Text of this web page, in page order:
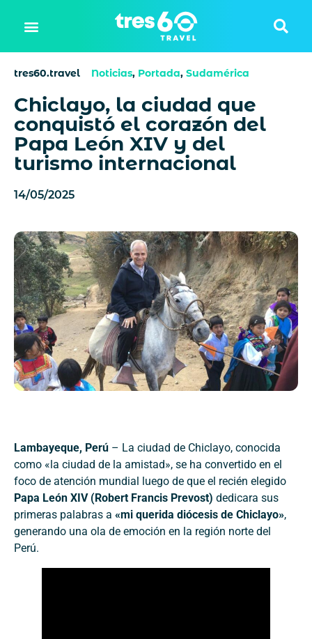
tres60.travel Noticias, Portada, Sudamérica
Chiclayo, la ciudad que
conquistó el corazón del
Papa León XIV y del
turismo internacional
14/05/2025
Lambayeque, Perú – La ciudad de Chiclayo, conocida
como «la ciudad de la amistad», se ha convertido en el
foco de atención mundial luego de que el recién elegido
Papa León XIV (Robert Francis Prevost) dedicara sus
primeras palabras a «mi querida diócesis de Chiclayo»,
generando una ola de emoción en la región norte del
Perú.